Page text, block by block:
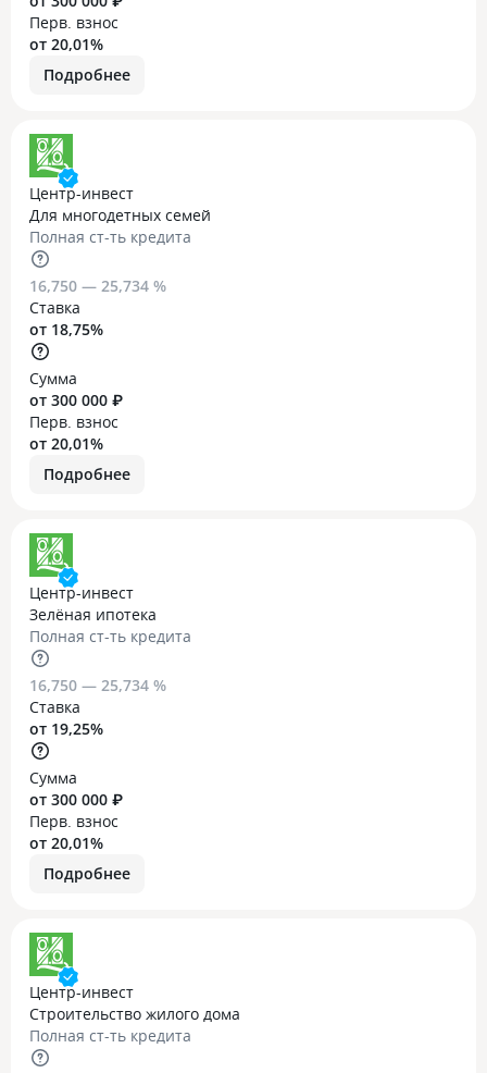
Перв. взнос
от 20,01%
Подробнее
Центр-инвест
Для многодетных семей
Полная ст-ть кредита
16,750 — 25,734 %
Ставка
от 18,75%
Сумма
от 300 000 ₽
Перв. взнос
от 20,01%
Подробнее
Центр-инвест
Зелёная ипотека
Полная ст-ть кредита
16,750 — 25,734 %
Ставка
от 19,25%
Сумма
от 300 000 ₽
Перв. взнос
от 20,01%
Подробнее
Центр-инвест
Строительство жилого дома
Полная ст-ть кредита